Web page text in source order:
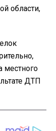
области,
местного
ДТП